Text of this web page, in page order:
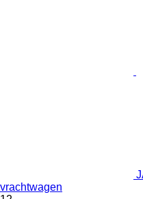
vrachtwagen